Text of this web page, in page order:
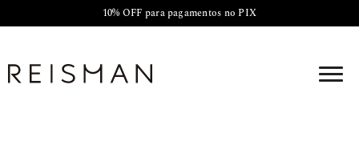
10% OFF para pagamentos no PIX